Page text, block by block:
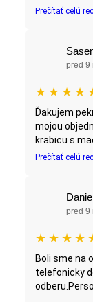
Prečítať celú
pred 9
★ ★ ★ ★
Ďakujem
mojou
krabicu s
Prečítať celú
pred 9
★ ★ ★ ★
Boli sme na
telefonicky